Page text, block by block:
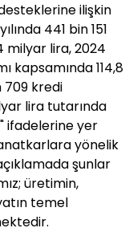
ilişkin
441 bin 151
milyar lira, 2024
kapsamında 114,8
709 kredi
lira tutarında
ifadelerine yer
yönelik
şunlar
üretimin,
temel